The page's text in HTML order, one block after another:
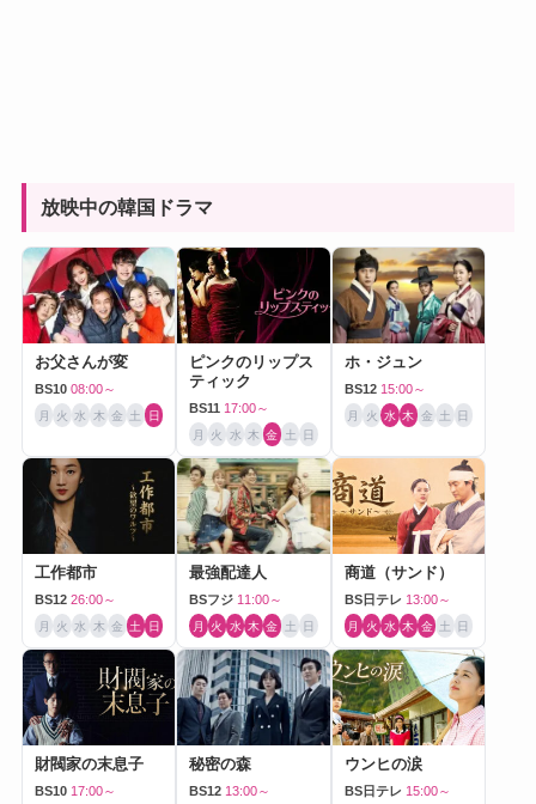
放映中の韓国ドラマ
お父さんが変
BS10 08:00～
月 火 水 木 金 土 日
ピンクのリップス
ティック
BS11 17:00～
月 火 水 木 金 土 日
ホ・ジュン
BS12 15:00～
月 火 水 木 金 土 日
工作都市
BS12 26:00～
月 火 水 木 金 土 日
最強配達人
BSフジ 11:00～
月 火 水 木 金 土 日
商道（サンド）
BS日テレ 13:00～
月 火 水 木 金 土 日
財閥家の末息子
BS10 17:00～
秘密の森
BS12 13:00～
ウンヒの涙
BS日テレ 15:00～